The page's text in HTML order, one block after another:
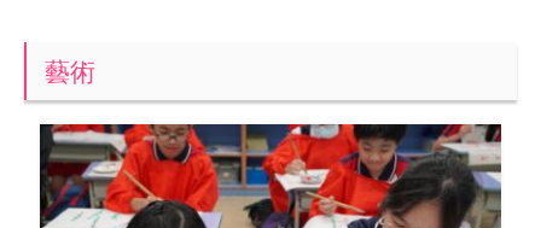
藝術